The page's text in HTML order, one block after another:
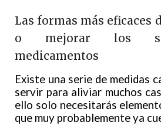
Las formas más eficaces
o mejorar los
medicamentos
Existe una serie de medidas
servir para aliviar muchos
ello solo necesitarás
que muy probablemente ya